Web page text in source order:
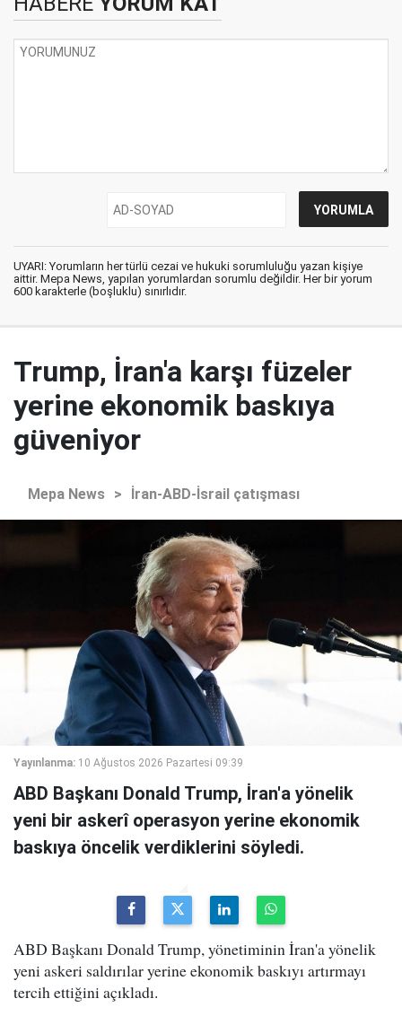
UYARI: Yorumların her türlü cezai ve hukuki sorumluluğu yazan kişiye
aittir. Mepa News, yapılan yorumlardan sorumlu değildir. Her bir yorum
600 karakterle (boşluklu) sınırlıdır.
Trump, İran'a karşı füzeler
yerine ekonomik baskıya
güveniyor
Mepa News > İran-ABD-İsrail çatışması
Yayınlanma: 10 Ağustos 2026 Pazartesi 09:39
ABD Başkanı Donald Trump, İran'a yönelik
yeni bir askerî operasyon yerine ekonomik
baskıya öncelik verdiklerini söyledi.
ABD Başkanı Donald Trump, yönetiminin İran'a yönelik
yeni askeri saldırılar yerine ekonomik baskıyı artırmayı
tercih ettiğini açıkladı.